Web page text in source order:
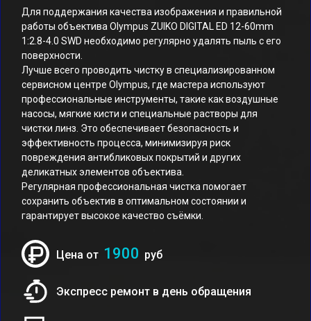
Для поддержания качества изображения и правильной
работы объектива Olympus ZUIKO DIGITAL ED 12-60mm
1:2.8-4.0 SWD необходимо регулярно удалять пыль с его
поверхности.
Лучше всего проводить чистку в специализированном
сервисном центре Olympus, где мастера используют
профессиональные инструменты, такие как воздушные
насосы, мягкие кисти и специальные растворы для
чистки линз. Это обеспечивает безопасность и
эффективность процесса, минимизируя риск
повреждения антибликовых покрытий и других
деликатных элементов объектива.
Регулярная профессиональная чистка помогает
сохранить объектив в оптимальном состоянии и
гарантирует высокое качество съёмки.
Цена от 1900 руб
Экспресс ремонт в день обращения